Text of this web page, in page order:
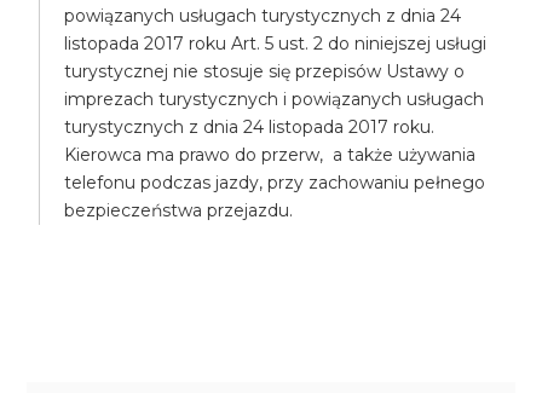
powiązanych usługach turystycznych z dnia 24
listopada 2017 roku Art. 5 ust. 2 do niniejszej usługi
turystycznej nie stosuje się przepisów Ustawy o
imprezach turystycznych i powiązanych usługach
turystycznych z dnia 24 listopada 2017 roku.
Kierowca ma prawo do przerw, a także używania
telefonu podczas jazdy, przy zachowaniu pełnego
bezpieczeństwa przejazdu.